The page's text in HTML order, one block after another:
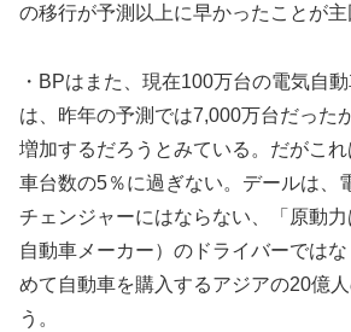
の移行が予測以上に早かったことが主
・BPはまた、現在100万台の電気自
は、昨年の予測では7,000万台だった
増加するだろうとみている。だがこ
車台数の5％に過ぎない。デールは、
チェンジャーにはならない、「原動
自動車メーカー）のドライバーでは
めて自動車を購入するアジアの20億
う。